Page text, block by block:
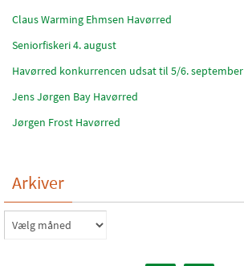
Claus Warming Ehmsen Havørred
Seniorfiskeri 4. august
Havørred konkurrencen udsat til 5/6. september
Jens Jørgen Bay Havørred
Jørgen Frost Havørred
Arkiver
Arkiver